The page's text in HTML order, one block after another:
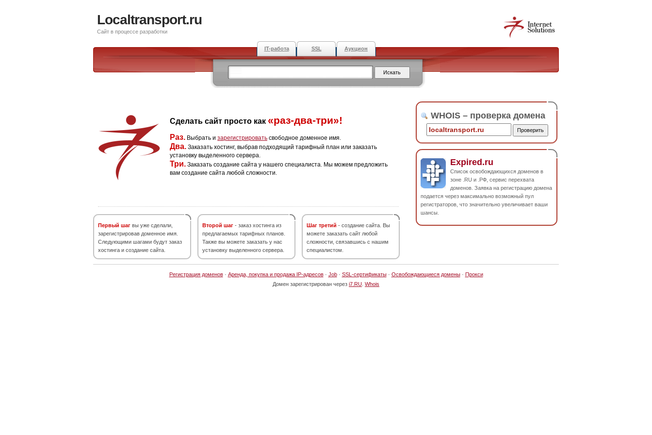
Localtransport.ru
Сайт в процессе разработки
IT-работа SSL Аукцион
Сделать сайт просто как «раз-два-три»!
Раз. Выбрать и зарегистрировать свободное доменное имя.
Два. Заказать хостинг, выбрав подходящий тарифный план или заказать
установку выделенного сервера.
Три. Заказать создание сайта у нашего специалиста. Мы можем предложить
вам создание сайта любой сложности.
Первый шаг вы уже сделали,
зарегистрировав доменное имя.
Следующими шагами будут заказ
хостинга и создание сайта.
Второй шаг - заказ хостинга из
предлагаемых тарифных планов.
Также вы можете заказать у нас
установку выделенного сервера.
Шаг третий - создание сайта. Вы
можете заказать сайт любой
сложности, связавшись с нашим
специалистом.
WHOIS – проверка домена
Expired.ru
Список освобождающихся доменов в
зоне .RU и .РФ, сервис перехвата
доменов. Заявка на регистрацию домена
подается через максимально возможный пул
регистраторов, что значительно увеличивает ваши
шансы.
Регистрация доменов· Аренда, покупка и продажа IP-адресов· Job· SSL-сертификаты· Освобождающиеся домены· Прокси
Домен зарегистрирован через i7.RU Whois